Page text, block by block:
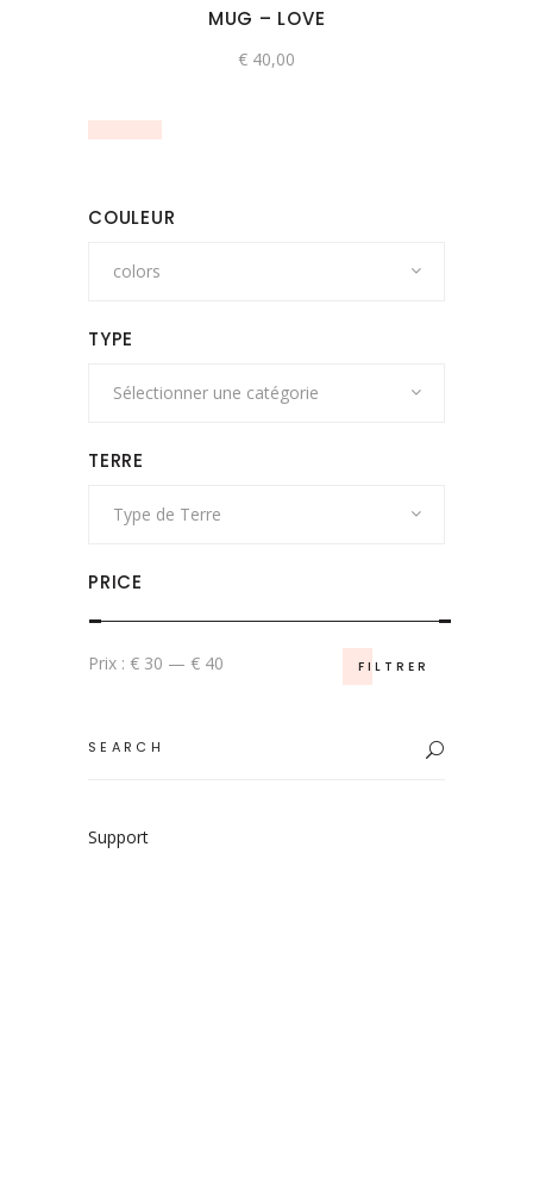
MUG – LOVE
€ 40,00
COULEUR
colors
TYPE
Sélectionner une catégorie
TERRE
Type de Terre
PRICE
Prix
Prix
FILTRER
Prix : € 30 — € 40
for:
Support